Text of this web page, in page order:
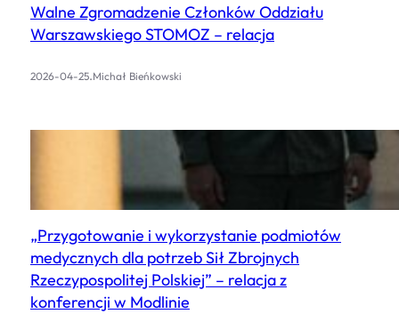
Walne Zgromadzenie Członków Oddziału
Warszawskiego STOMOZ – relacja
2026-04-25.Michał Bieńkowski
„Przygotowanie i wykorzystanie podmiotów
medycznych dla potrzeb Sił Zbrojnych
Rzeczypospolitej Polskiej” – relacja z
konferencji w Modlinie